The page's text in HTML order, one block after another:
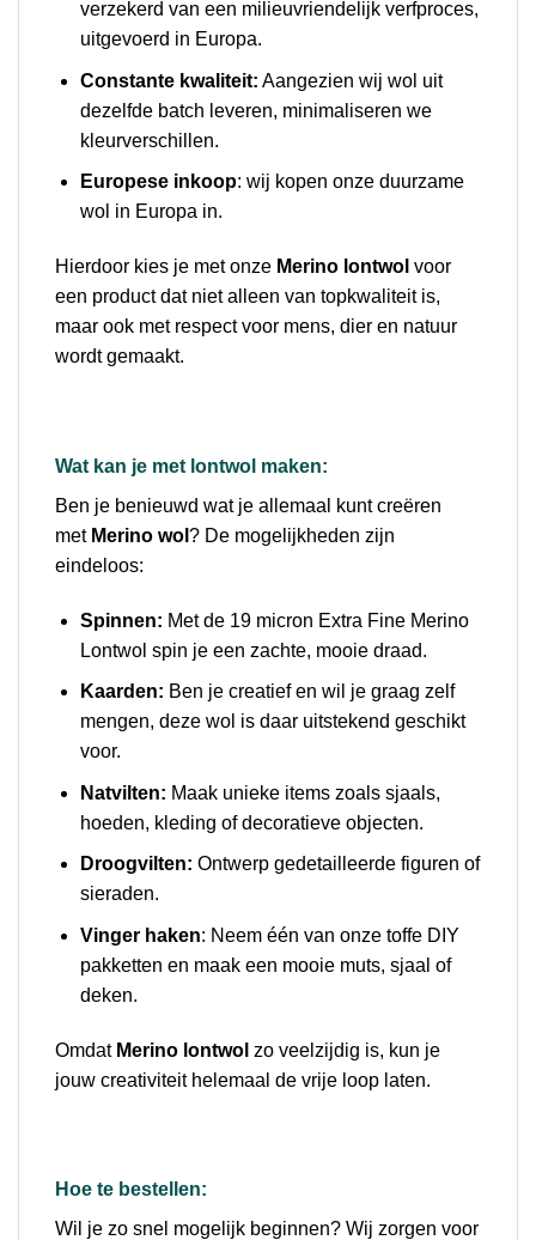
verzekerd van een milieuvriendelijk verfproces,
uitgevoerd in Europa.
Constante kwaliteit: Aangezien wij wol uit
dezelfde batch leveren, minimaliseren we
kleurverschillen.
Europese inkoop: wij kopen onze duurzame
wol in Europa in.
Hierdoor kies je met onze Merino lontwol voor
een product dat niet alleen van topkwaliteit is,
maar ook met respect voor mens, dier en natuur
wordt gemaakt.
Wat kan je met lontwol maken:
Ben je benieuwd wat je allemaal kunt creëren
met Merino wol ? De mogelijkheden zijn
eindeloos:
Spinnen: Met de 19 micron Extra Fine Merino
Lontwol spin je een zachte, mooie draad.
Kaarden: Ben je creatief en wil je graag zelf
mengen, deze wol is daar uitstekend geschikt
voor.
Natvilten: Maak unieke items zoals sjaals,
hoeden, kleding of decoratieve objecten.
Droogvilten: Ontwerp gedetailleerde figuren of
sieraden.
Vinger haken: Neem één van onze toffe DIY
pakketten en maak een mooie muts, sjaal of
deken.
Omdat Merino lontwol zo veelzijdig is, kun je
jouw creativiteit helemaal de vrije loop laten.
Hoe te bestellen:
Wil je zo snel mogelijk beginnen? Wij zorgen voor